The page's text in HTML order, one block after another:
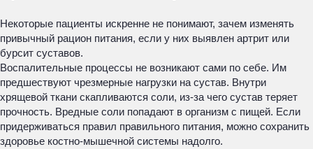
Некоторые пациенты искренне не понимают, зачем изменять
привычный рацион питания, если у них выявлен артрит или
бурсит суставов.
Воспалительные процессы не возникают сами по себе. Им
предшествуют чрезмерные нагрузки на сустав. Внутри
хрящевой ткани скапливаются соли, из-за чего сустав теряет
прочность. Вредные соли попадают в организм с пищей. Если
придерживаться правил правильного питания, можно сохранить
здоровье костно-мышечной системы надолго.